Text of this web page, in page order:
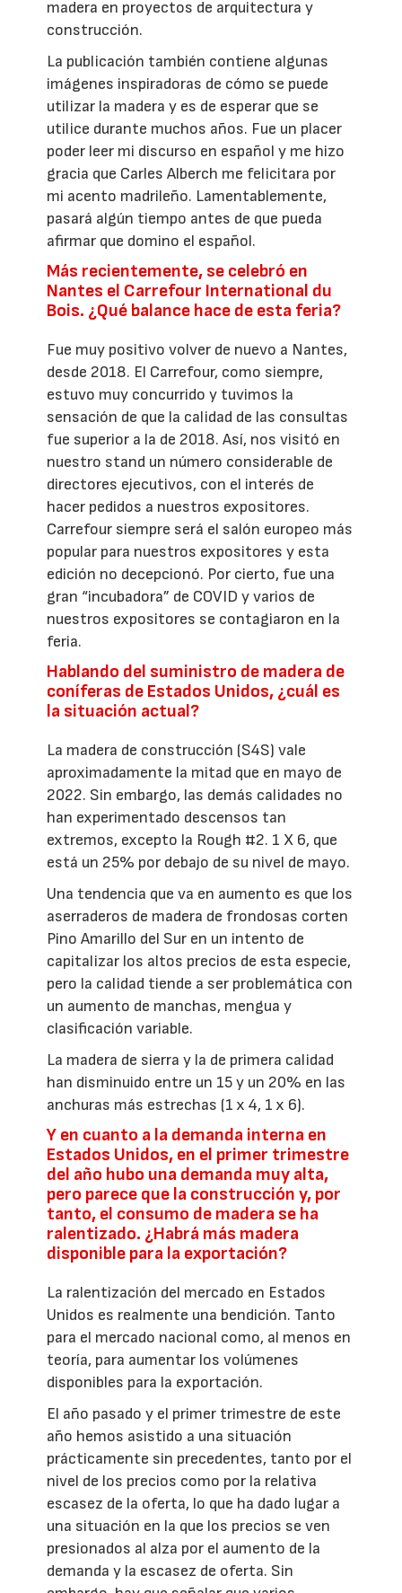
madera en proyectos de arquitectura y
construcción.
La publicación también contiene algunas
imágenes inspiradoras de cómo se puede
utilizar la madera y es de esperar que se
utilice durante muchos años. Fue un placer
poder leer mi discurso en español y me hizo
gracia que Carles Alberch me felicitara por
mi acento madrileño. Lamentablemente,
pasará algún tiempo antes de que pueda
afirmar que domino el español.
Más recientemente, se celebró en
Nantes el Carrefour International du
Bois. ¿Qué balance hace de esta feria?
Fue muy positivo volver de nuevo a Nantes,
desde 2018. El Carrefour, como siempre,
estuvo muy concurrido y tuvimos la
sensación de que la calidad de las consultas
fue superior a la de 2018. Así, nos visitó en
nuestro stand un número considerable de
directores ejecutivos, con el interés de
hacer pedidos a nuestros expositores.
Carrefour siempre será el salón europeo más
popular para nuestros expositores y esta
edición no decepcionó. Por cierto, fue una
gran “incubadora” de COVID y varios de
nuestros expositores se contagiaron en la
feria.
Hablando del suministro de madera de
coníferas de Estados Unidos, ¿cuál es
la situación actual?
La madera de construcción (S4S) vale
aproximadamente la mitad que en mayo de
2022. Sin embargo, las demás calidades no
han experimentado descensos tan
extremos, excepto la Rough #2. 1 X 6, que
está un 25% por debajo de su nivel de mayo.
Una tendencia que va en aumento es que los
aserraderos de madera de frondosas corten
Pino Amarillo del Sur en un intento de
capitalizar los altos precios de esta especie,
pero la calidad tiende a ser problemática con
un aumento de manchas, mengua y
clasificación variable.
La madera de sierra y la de primera calidad
han disminuido entre un 15 y un 20% en las
anchuras más estrechas (1 x 4, 1 x 6).
Y en cuanto a la demanda interna en
Estados Unidos, en el primer trimestre
del año hubo una demanda muy alta,
pero parece que la construcción y, por
tanto, el consumo de madera se ha
ralentizado. ¿Habrá más madera
disponible para la exportación?
La ralentización del mercado en Estados
Unidos es realmente una bendición. Tanto
para el mercado nacional como, al menos en
teoría, para aumentar los volúmenes
disponibles para la exportación.
El año pasado y el primer trimestre de este
año hemos asistido a una situación
prácticamente sin precedentes, tanto por el
nivel de los precios como por la relativa
escasez de la oferta, lo que ha dado lugar a
una situación en la que los precios se ven
presionados al alza por el aumento de la
demanda y la escasez de oferta. Sin